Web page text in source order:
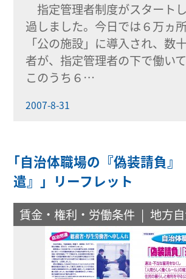
指定管理者制度がスタート
過しました。今日では６万ヵ
「公の施設」に導入され、数
者が、指定管理者の下で働い
このうち６…
2007-8-31
｢自治体職場の『偽装請負』
遣』」リーフレット
賃金・権利・労働条件 地方